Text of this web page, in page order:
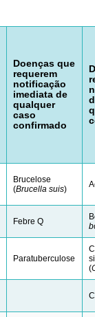
Doenças que
requerem
notificação
imediata de
qualquer
caso
confirmado
Brucelose
(Brucella suis)
Febre Q
Paratuberculose
(